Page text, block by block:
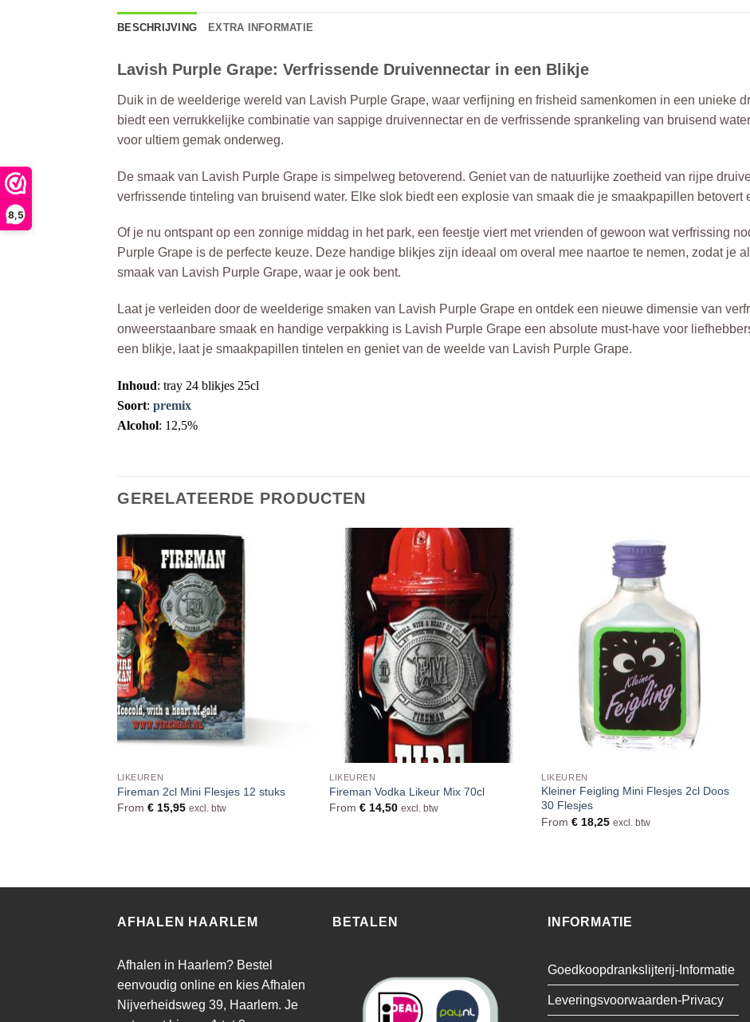
8,5
BESCHRIJVING EXTRA INFORMATIE
Lavish Purple Grape: Verfrissende Druivennectar in een Blikje
Duik in de weelderige wereld van Lavish Purple Grape, waar verfijning en frisheid samenkomen in een unieke
biedt een verrukkelijke combinatie van sappige druivennectar en de verfrissende sprankeling van bruisend
voor ultiem gemak onderweg.
De smaak van Lavish Purple Grape is simpelweg betoverend. Geniet van de natuurlijke zoetheid van rijpe
verfrissende tinteling van bruisend water. Elke slok biedt een explosie van smaak die je smaakpapillen betovert
Of je nu ontspant op een zonnige middag in het park, een feestje viert met vrienden of gewoon wat verfrissing
Purple Grape is de perfecte keuze. Deze handige blikjes zijn ideaal om overal mee naartoe te nemen, zodat je
smaak van Lavish Purple Grape, waar je ook bent.
Laat je verleiden door de weelderige smaken van Lavish Purple Grape en ontdek een nieuwe dimensie van
onweerstaanbare smaak en handige verpakking is Lavish Purple Grape een absolute must-have voor
een blikje, laat je smaakpapillen tintelen en geniet van de weelde van Lavish Purple Grape.
Inhoud: tray 24 blikjes 25cl
Soort: premix
Alcohol: 12,5%
GERELATEERDE PRODUCTEN
LIKEUREN
Fireman 2cl Mini Flesjes 12 stuks
From €15,95 excl. btw
LIKEUREN
Fireman Vodka Likeur Mix 70cl
From€ 14,50 excl. btw
LIKEUREN
Kleiner Feigling Mini Flesjes 2cl Doos
30 Flesjes
From€ 18,25 excl. btw
AFHALEN HAARLEM
Afhalen in Haarlem? Bestel
eenvoudig online en kies Afhalen
Nijverheidsweg 39, Haarlem. Je
BETALEN INFORMATIE
Goedkoopdrankslijterij-Informatie
Leveringsvoorwaarden-Privacy